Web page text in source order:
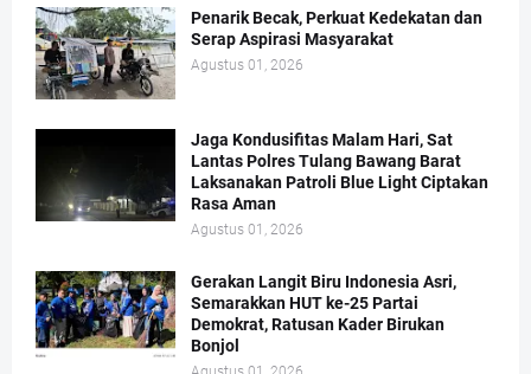
Penarik Becak, Perkuat Kedekatan dan
Serap Aspirasi Masyarakat
Agustus 01, 2026
Jaga Kondusifitas Malam Hari, Sat
Lantas Polres Tulang Bawang Barat
Laksanakan Patroli Blue Light Ciptakan
Rasa Aman
Agustus 01, 2026
Gerakan Langit Biru Indonesia Asri,
Semarakkan HUT ke-25 Partai
Demokrat, Ratusan Kader Birukan
Bonjol